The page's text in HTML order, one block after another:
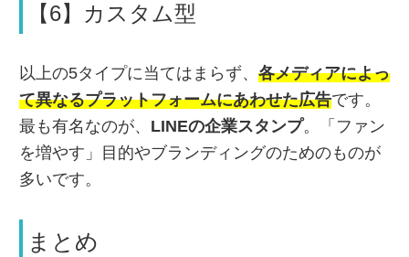
【6】カスタム型
以上の5タイプに当てはまらず、 各メディアによっ
て異なるプラットフォームにあわせた広告です。
最も有名なのが、 LINEの企業スタンプ。「ファン
を増やす」目的やブランディングのためのものが
多いです。
まとめ